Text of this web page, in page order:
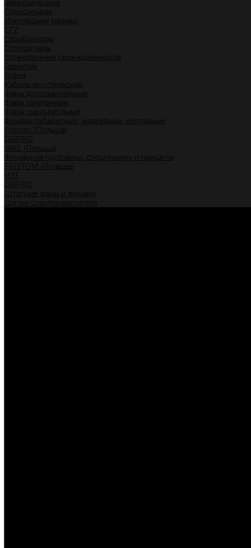
Электрические
Спецсигналы
Импульсные маячки
СГУ
Стробоскопы
Стопсигналы
Установочные принадлежности
Герметик
Гофра
Кабель акустический
Фары дополнительные
Фары галогенные
Фары светодиодные
Фонари габаритные, маркерные, контурные
Fristom (Польша)
ORPRO
WAS (Польша)
Фонари на грузовики, спецтехнику и прицепы
FRISTOM (Польша)
MTF
ORPRO
Штатные фары и фонари
Щетки стеклоочистителя